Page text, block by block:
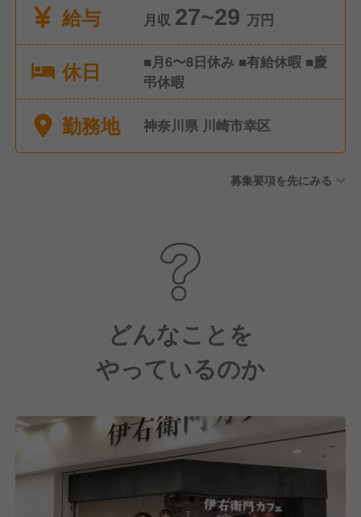
給与
月収 27~29 万円
休日
■月6〜8日休み ■有給休暇 ■慶
弔休暇
勤務地 神奈川県 川崎市幸区
募集要項を先にみる
どんなことを
やっているのか